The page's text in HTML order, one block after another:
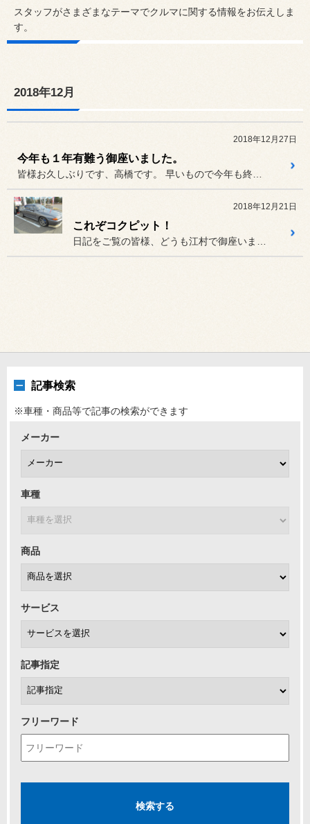
スタッフがさまざまなテーマでクルマに関する情報をお伝えしま
す。
2018年12月
2018年12月27日
今年も１年有難う御座いました。
2018年12月21日
これぞコクピット！
記事検索
※車種・商品等で記事の検索ができます
メーカー
車種
商品
サービス
記事指定
フリーワード